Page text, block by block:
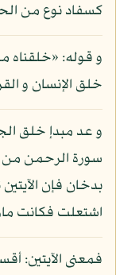
كسفاد نوع من
و قوله:
خلق الإنسان و
و عد مبدإ خلق
سورة الرحمن من
بدخان فإن
اشتعلت فكانت
فمعنى الآيتين: